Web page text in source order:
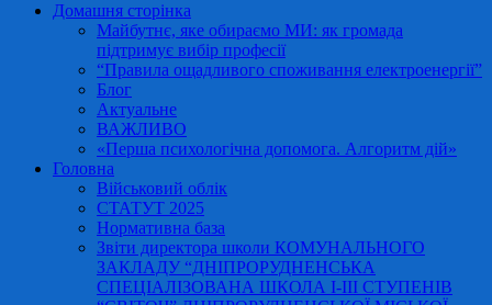
Домашня сторінка
Майбутнє, яке обираємо МИ: як громада
підтримує вибір професії
“Правила ощадливого споживання електроенергії”
Блог
Актуальне
ВАЖЛИВО
«Перша психологічна допомога. Алгоритм дій»
Головна
Військовий облік
СТАТУТ 2025
Нормативна база
Звіти директора школи КОМУНАЛЬНОГО
ЗАКЛАДУ “ДНІПРОРУДНЕНСЬКА
СПЕЦІАЛІЗОВАНА ШКОЛА І-ІІІ СТУПЕНІВ